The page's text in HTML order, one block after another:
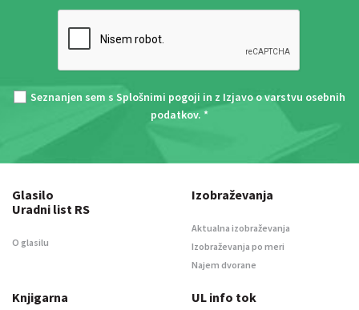
Seznanjen sem s Splošnimi pogoji in z Izjavo o varstvu osebnih
podatkov. *
Glasilo
Uradni list RS
O glasilu
Izobraževanja
Aktualna izobraževanja
Izobraževanja po meri
Najem dvorane
Knjigarna UL info tok